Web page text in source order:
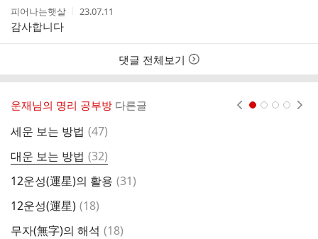
작
성
자
피어나는햇살
작
간
23.07.11
감사합니다
댓글 전체보기
운재님의 명리 공부방 다른글
세운 보는 방법 댓
(47)
대운 보는 방법 댓
글
(32)
12운성(運星)의 활용 댓
(31)
12운성(運星) 댓
(18)
무자(無字)의 해석 댓
(18)